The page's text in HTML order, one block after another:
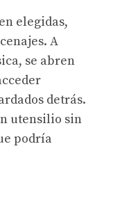
elegidas,
A
se abren
detrás.
utensilio sin
podría